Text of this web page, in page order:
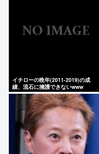
イチローの晩年(2011-2019)の成
績、流石に擁護できないwww